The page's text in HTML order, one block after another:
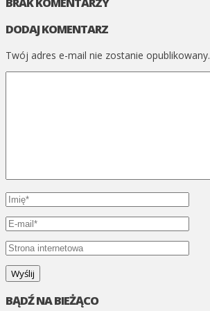
DODAJ KOMENTARZ
Twój adres e-mail nie zostanie opublikowany.
BĄDŹ NA BIEŻĄCO